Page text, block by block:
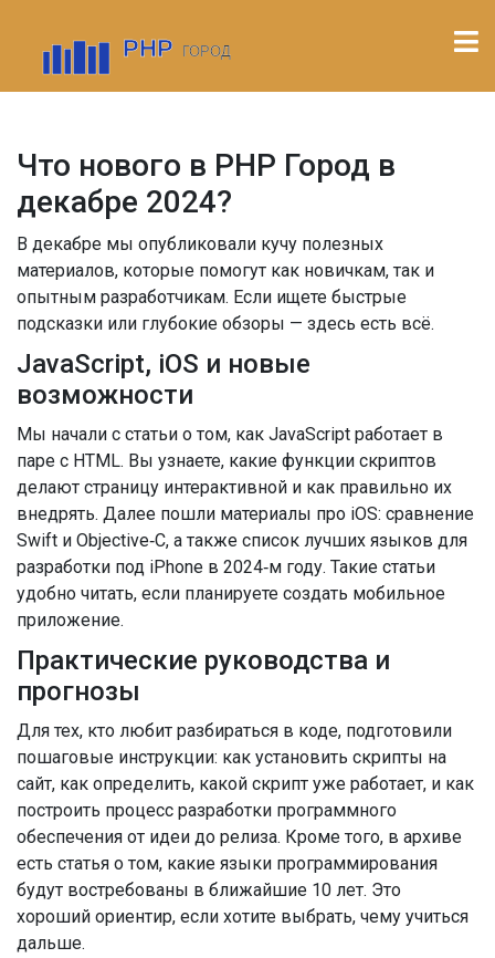
Что нового в PHP Город в
декабре 2024?
В декабре мы опубликовали кучу полезных
материалов, которые помогут как новичкам, так и
опытным разработчикам. Если ищете быстрые
подсказки или глубокие обзоры — здесь есть всё.
JavaScript, iOS и новые
возможности
Мы начали с статьи о том, как JavaScript работает в
паре с HTML. Вы узнаете, какие функции скриптов
делают страницу интерактивной и как правильно их
внедрять. Далее пошли материалы про iOS: сравнение
Swift и Objective‑C, а также список лучших языков для
разработки под iPhone в 2024‑м году. Такие статьи
удобно читать, если планируете создать мобильное
приложение.
Практические руководства и
прогнозы
Для тех, кто любит разбираться в коде, подготовили
пошаговые инструкции: как установить скрипты на
сайт, как определить, какой скрипт уже работает, и как
построить процесс разработки программного
обеспечения от идеи до релиза. Кроме того, в архиве
есть статья о том, какие языки программирования
будут востребованы в ближайшие 10 лет. Это
хороший ориентир, если хотите выбрать, чему учиться
дальше.